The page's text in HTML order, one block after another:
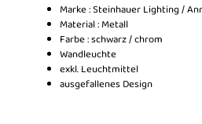
Marke : Steinhauer Lighting /
Material : Metall
Farbe : schwarz / chrom
Wandleuchte
exkl. Leuchtmittel
ausgefallenes Design